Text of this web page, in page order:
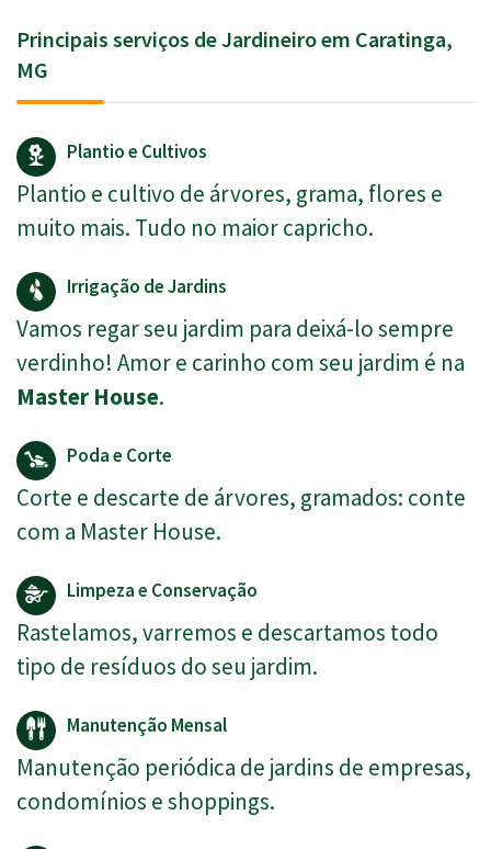
Principais serviços de Jardineiro em Caratinga,
MG
Plantio e Cultivos
Plantio e cultivo de árvores, grama, flores e
muito mais. Tudo no maior capricho.
Irrigação de Jardins
Vamos regar seu jardim para deixá-lo sempre
verdinho! Amor e carinho com seu jardim é na
Master House.
Poda e Corte
Corte e descarte de árvores, gramados: conte
com a Master House.
Limpeza e Conservação
Rastelamos, varremos e descartamos todo
tipo de resíduos do seu jardim.
Manutenção Mensal
Manutenção periódica de jardins de empresas,
condomínios e shoppings.